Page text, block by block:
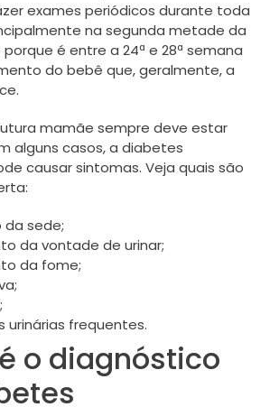
exames periódicos durante toda
na segunda metade da
é entre a 24ª e 28ª semana
do bebê que, geralmente, a
mamãe sempre deve estar
alguns casos, a diabetes
causar sintomas. Veja quais são
sede;
da vontade de urinar;
da fome;
urinárias frequentes.
o diagnóstico